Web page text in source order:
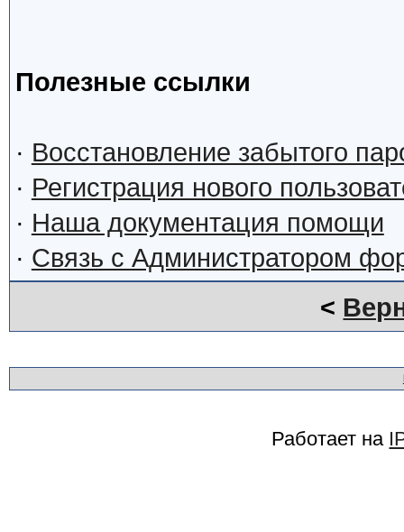
Полезные ссылки
· Восстановление забытого
· Регистрация нового
· Наша документация помощи
· Связь с Администратором
<
Работает на